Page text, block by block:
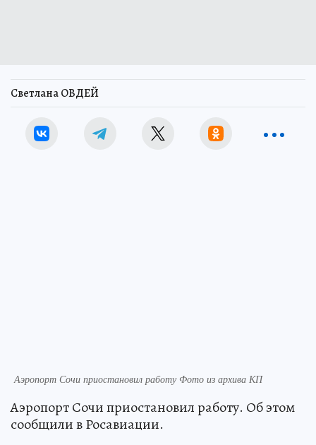
Светлана ОВДЕЙ
Аэропорт Сочи приостановил работу Фото из архива КП
Аэропорт Сочи приостановил работу. Об этом
сообщили в Росавиации.